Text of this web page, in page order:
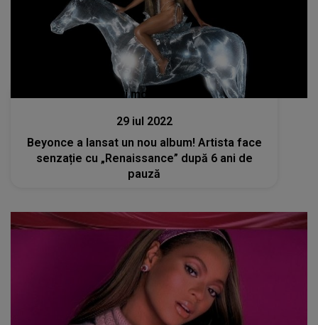
Stiri mondene
29 iul 2022
Beyonce a lansat un nou album! Artista face
senzație cu „Renaissance” după 6 ani de
pauză